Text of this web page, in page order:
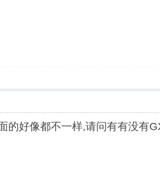
好像都不一样,请问有有没有